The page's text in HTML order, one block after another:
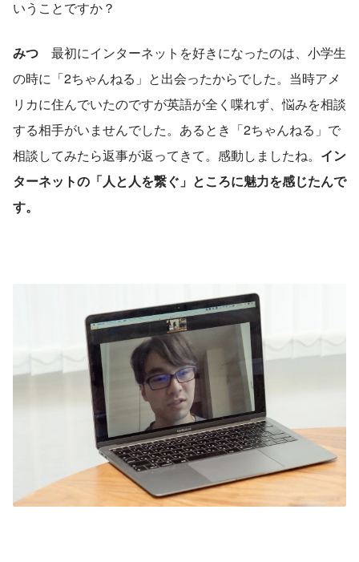
いうことですか？
みつ 最初にインターネットを好きになったのは、小学生
の時に「2ちゃんねる」と出会ったからでした。当時アメ
リカに住んでいたのですが英語が全く喋れず、悩みを相談
する相手がいませんでした。あるとき「2ちゃんねる」で
相談してみたら返事が返ってきて。感動しましたね。 イン
ターネットの「人と人を繋ぐ」ところに魅力を感じたんで
す。